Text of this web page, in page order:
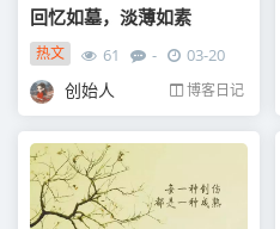
回忆如墓，淡薄如素
热文 61 - 03-20
创始人 博客日记